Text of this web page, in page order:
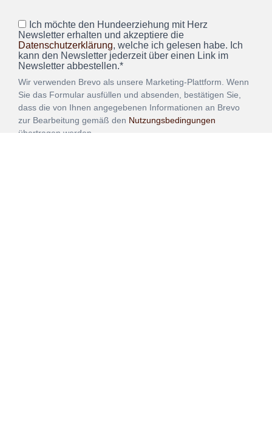
Ich möchte den Hundeerziehung mit Herz
Newsletter erhalten und akzeptiere die
Datenschutzerklärung, welche ich gelesen habe. Ich
kann den Newsletter jederzeit über einen Link im
Newsletter abbestellen.*
Wir verwenden Brevo als unsere Marketing-Plattform. Wenn
Sie das Formular ausfüllen und absenden, bestätigen Sie,
dass die von Ihnen angegebenen Informationen an Brevo
zur Bearbeitung gemäß den Nutzungsbedingungen
übertragen werden.